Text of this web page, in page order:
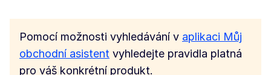
Pomocí možnosti vyhledávání v aplikaci Můj
obchodní asistent vyhledejte pravidla platná
pro váš konkrétní produkt.